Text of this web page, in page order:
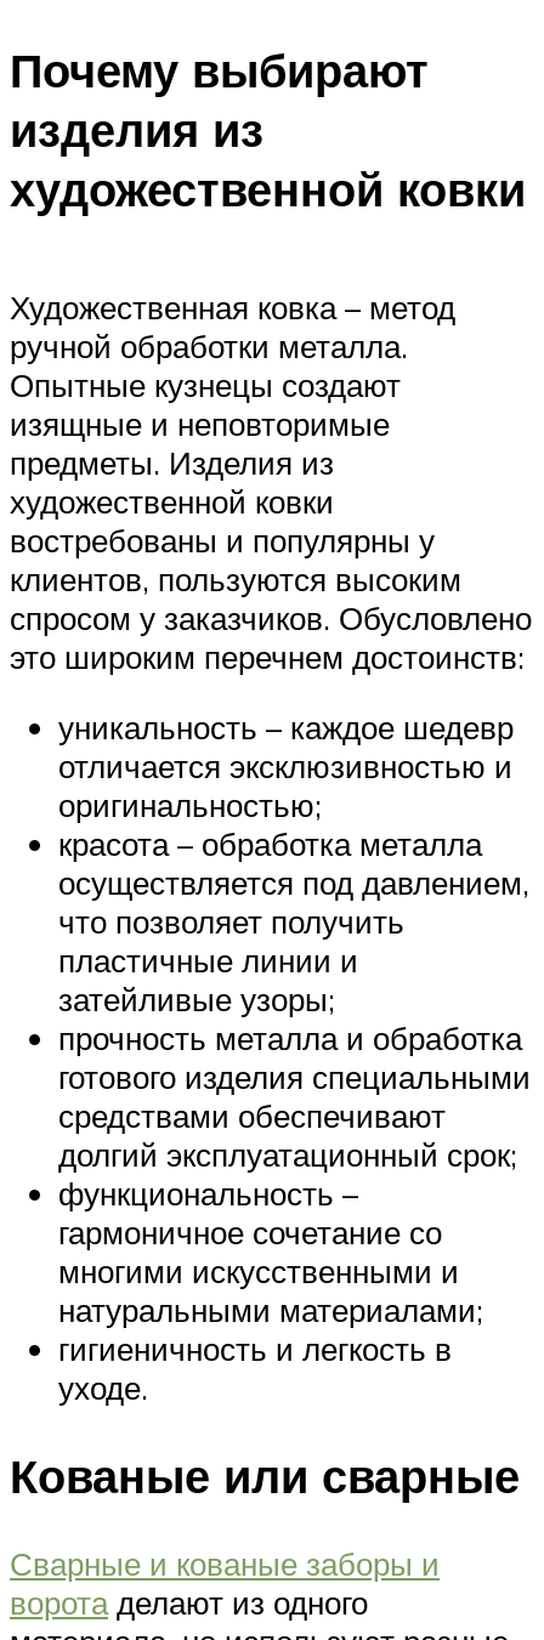
Почему выбирают
изделия из
художественной ковки
Художественная ковка – метод
ручной обработки металла.
Опытные кузнецы создают
изящные и неповторимые
предметы. Изделия из
художественной ковки
востребованы и популярны у
клиентов, пользуются высоким
спросом у заказчиков. Обусловлено
это широким перечнем достоинств:
уникальность – каждое шедевр
отличается эксклюзивностью и
оригинальностью;
красота – обработка металла
осуществляется под давлением,
что позволяет получить
пластичные линии и
затейливые узоры;
прочность металла и обработка
готового изделия специальными
средствами обеспечивают
долгий эксплуатационный срок;
функциональность –
гармоничное сочетание со
многими искусственными и
натуральными материалами;
гигиеничность и легкость в
уходе.
Кованые или сварные
Сварные и кованые заборы и
воротаделают из одного